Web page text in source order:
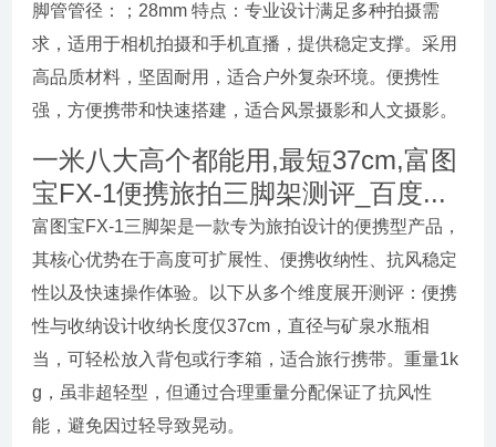
脚管管径：；28mm 特点：专业设计满足多种拍摄需
求，适用于相机拍摄和手机直播，提供稳定支撑。采用
高品质材料，坚固耐用，适合户外复杂环境。便携性
强，方便携带和快速搭建，适合风景摄影和人文摄影。
一米八大高个都能用,最短37cm,富图
宝FX-1便携旅拍三脚架测评_百度...
富图宝FX-1三脚架是一款专为旅拍设计的便携型产品，
其核心优势在于高度可扩展性、便携收纳性、抗风稳定
性以及快速操作体验。以下从多个维度展开测评：便携
性与收纳设计收纳长度仅37cm，直径与矿泉水瓶相
当，可轻松放入背包或行李箱，适合旅行携带。重量1k
g，虽非超轻型，但通过合理重量分配保证了抗风性
能，避免因过轻导致晃动。